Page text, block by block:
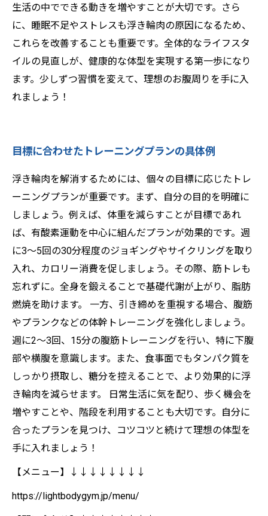
生活の中でできる動きを増やすことが大切です。さら
に、睡眠不足やストレスも浮き輪肉の原因になるため、
これらを改善することも重要です。全体的なライフスタ
イルの見直しが、健康的な体型を実現する第一歩になり
ます。少しずつ習慣を変えて、理想のお腹周りを手に入
れましょう！
目標に合わせたトレーニングプランの具体例
浮き輪肉を解消するためには、個々の目標に応じたトレ
ーニングプランが重要です。まず、自分の目的を明確に
しましょう。例えば、体重を減らすことが目標であれ
ば、有酸素運動を中心に組んだプランが効果的です。週
に3〜5回の30分程度のジョギングやサイクリングを取り
入れ、カロリー消費を促しましょう。その際、筋トレも
忘れずに。全身を鍛えることで基礎代謝が上がり、脂肪
燃焼を助けます。 一方、引き締めを重視する場合、腹筋
やプランクなどの体幹トレーニングを強化しましょう。
週に2〜3回、15分の腹筋トレーニングを行い、特に下腹
部や横腹を意識します。また、食事面でもタンパク質を
しっかり摂取し、糖分を控えることで、より効果的に浮
き輪肉を減らせます。 日常生活に気を配り、歩く機会を
増やすことや、階段を利用することも大切です。自分に
合ったプランを見つけ、コツコツと続けて理想の体型を
手に入れましょう！
【メニュー】↓↓↓↓↓↓↓↓
https://lightbodygym.jp/menu/